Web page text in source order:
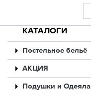
КАТАЛОГИ
Постельное бельё
АКЦИЯ
Подушки и Одеяла